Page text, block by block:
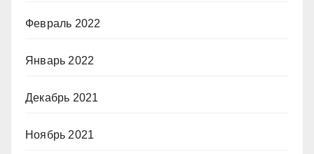
Февраль 2022
Январь 2022
Декабрь 2021
Ноябрь 2021